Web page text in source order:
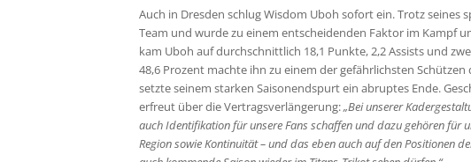
Auch in Dresden schlug Wisdom Uboh sofort ein. Trotz seines
Team und wurde zu einem entscheidenden Faktor im Kampf
kam Uboh auf durchschnittlich 18,1 Punkte, 2,2 Assists und
48,6 Prozent machte ihn zu einem der gefährlichsten
setzte seinem starken Saisonendspurt ein abruptes Ende.
erfreut über die Vertragsverlängerung:„Bei unserer
auch Identifikation für unsere Fans schaffen und dazu gehören für
Region sowie Kontinuität – und das eben auch auf den Positionen